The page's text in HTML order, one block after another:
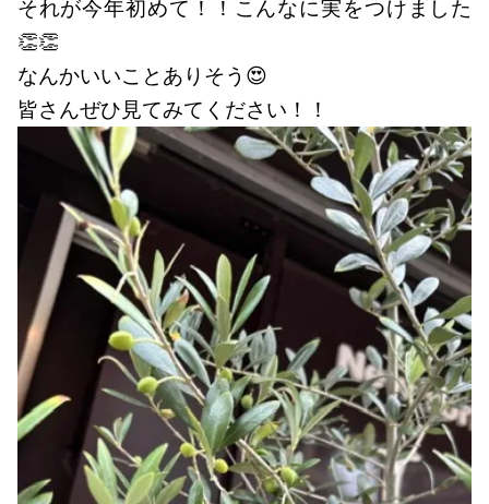
それが今年初めて！！こんなに実をつけました
👏👏
なんかいいことありそう😍
皆さんぜひ見てみてください！！